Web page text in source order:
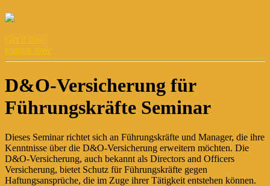
Get it now
Inquire now
D&O-Versicherung für
Führungskräfte Seminar
Dieses Seminar richtet sich an Führungskräfte und Manager, die ihre
Kenntnisse über die D&O-Versicherung erweitern möchten. Die
D&O-Versicherung, auch bekannt als Directors and Officers
Versicherung, bietet Schutz für Führungskräfte gegen
Haftungsansprüche, die im Zuge ihrer Tätigkeit entstehen können.